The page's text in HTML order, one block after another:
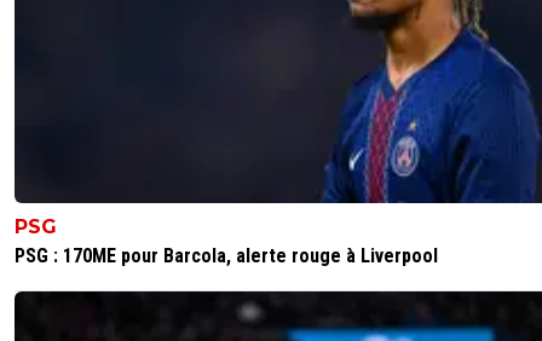
PSG
PSG : 170ME pour Barcola, alerte rouge à Liverpool